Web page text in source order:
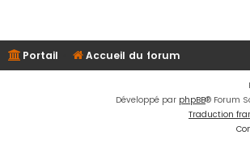
Portail Accueil du forum
Développé par phpBB® Forum
Traduction